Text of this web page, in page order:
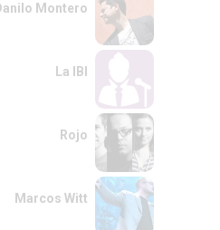
Montero
La IBI
Rojo
Marcos Witt